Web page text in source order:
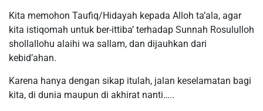
Kita memohon Taufiq/Hidayah kepada Alloh ta’ala, agar
kita istiqomah untuk ber-ittiba’ terhadap Sunnah Rosululloh
shollallohu alaihi wa sallam, dan dijauhkan dari
kebid’ahan.
Karena hanya dengan sikap itulah, jalan keselamatan bagi
kita, di dunia maupun di akhirat nanti…..